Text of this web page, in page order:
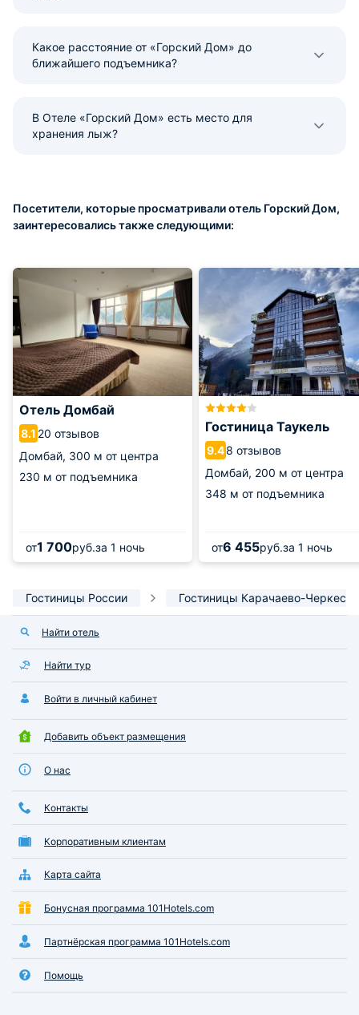
Какое расстояние от «Горский Дом» до
ближайшего подъемника?
В Отеле «Горский Дом» есть место для
хранения лыж?
Посетители, которые просматривали отель Горский Дом,
заинтересовались также следующими:
Отель Домбай
8.1 20 отзывов
Домбай, 300 м от центра
230 м от подъемника
от1 700руб.за 1 ночь
Гостиница Таукель
9.48 отзывов
Домбай, 200 м от центра
348 м от подъемника
от6 455руб.за 1 ночь
Гостиницы России Гостиницы Карачаево-Черкесии
Найти отель
Найти тур
Войти в личный кабинет
Добавить объект размещения
О нас
Контакты
Корпоративным клиентам
Карта сайта
Бонусная программа 101Hotels.com
Партнёрская программа 101Hotels.com
Помощь